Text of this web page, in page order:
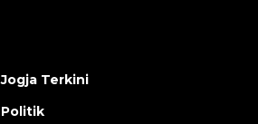
Jogja Terkini
Politik